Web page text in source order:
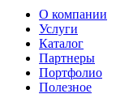
О компании
Услуги
Каталог
Партнеры
Портфолио
Полезное